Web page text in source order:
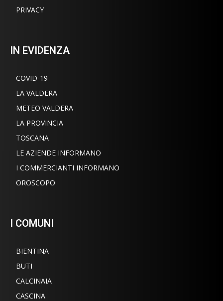
PRIVACY
IN EVIDENZA
COVID-19
LA VALDERA
METEO VALDERA
LA PROVINCIA
TOSCANA
LE AZIENDE INFORMANO
I COMMERCIANTI INFORMANO
OROSCOPO
I COMUNI
BIENTINA
BUTI
CALCINAIA
CASCINA